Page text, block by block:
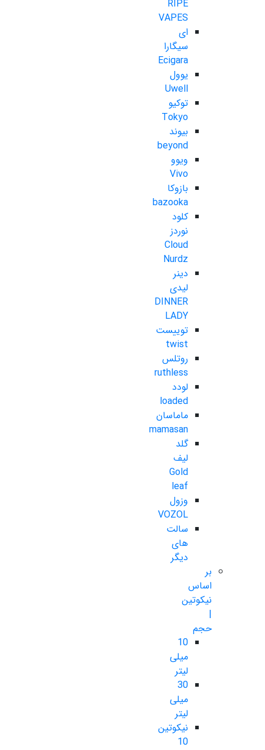
RIPE
VAPES
ای
سیگارا
Ecigara
یوول
Uwell
توکیو
Tokyo
بیوند
beyond
ویوو
Vivo
بازوکا
bazooka
کلود
نوردز
Cloud
Nurdz
دینر
لیدی
DINNER
LADY
توییست
twist
روتلس
ruthless
لودد
loaded
ماماسان
mamasan
گلد
لیف
Gold
leaf
وزول
VOZOL
سالت
های
دیگر
بر
اساس
نیکوتین
|
حجم
10
میلی
لیتر
30
میلی
لیتر
نیکوتین
10